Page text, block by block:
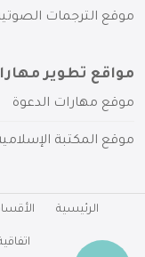
موقع الترجمات
مواقع تطوير
موقع مهارات الدعوة
موقع المكتبة
الرئيسية